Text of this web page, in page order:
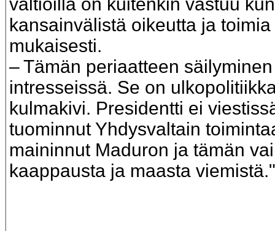
kansainvälistä oikeutta ja
mukaisesti.
– Tämän periaatteen
intresseissä. Se on
kulmakivi. Presidentti ei
tuominnut Yhdysvaltain
maininnut Maduron ja tämän
kaappausta ja maasta viemistä."